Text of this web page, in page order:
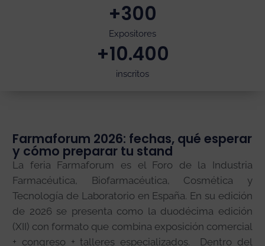
Expositores
+300
inscritos
+10.400
Farmaforum 2026: fechas, qué esperar
y cómo preparar tu stand
La feria Farmaforum es el Foro de la Industria
Farmacéutica, Biofarmacéutica, Cosmética y
Tecnología de Laboratorio en España. En su edición
de 2026 se presenta como la duodécima edición
(XII) con formato que combina exposición comercial
+ congreso + talleres especializados. Dentro del